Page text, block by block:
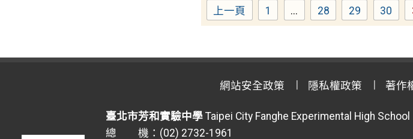
上一頁 Page
1 ... Page
28 Page
29 Page
30
網站安全政策 隱私權政策 著作
臺北市芳和實驗中學 Taipei City Fanghe Experimental High School
總 機：(02) 2732-1961